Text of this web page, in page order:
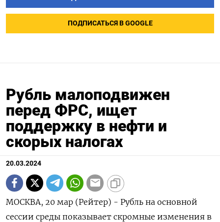
ПОДПИСАТЬСЯ В GOOGLE
Рубль малоподвижен
перед ФРС, ищет
поддержку в нефти и
скорых налогах
20.03.2024
МОСКВА, 20 мар (Рейтер) - Рубль на основной
сессии среды показывает скромные изменения в